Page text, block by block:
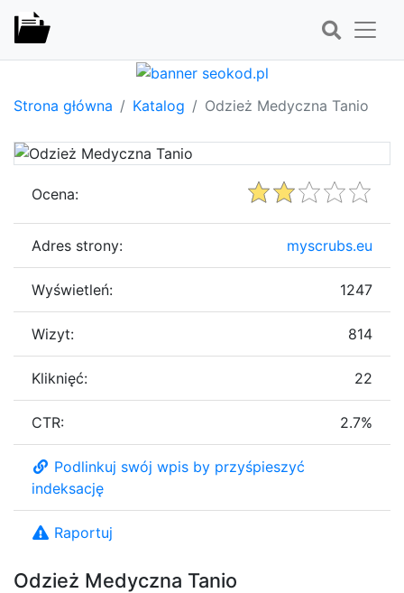
Strona główna Katalog Odzież Medyczna Tanio
Odzież Medyczna Tanio
Ocena:
Adres strony: myscrubs.eu
Wyświetleń: 1247
Wizyt: 814
Kliknięć: 22
CTR: 2.7%
Podlinkuj swój wpis by przyśpieszyć
indeksację
Raportuj